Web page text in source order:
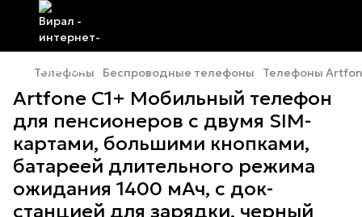
Телефоны Беспроводные телефоны Телефоны
Artfone C1+ Мобильный телефон
для пенсионеров с двумя SIM-
картами, большими кнопками,
батареей длительного режима
ожидания 1400 мАч, с док-
станцией для зарядки, черный